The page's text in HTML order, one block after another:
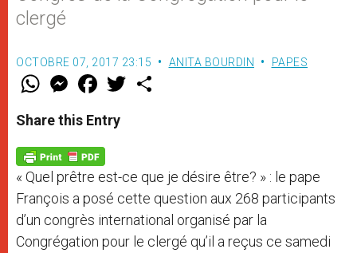
clergé
OCTOBRE 07, 2017 23:15 ANITA BOURDIN PAPES
W
t
s
p
p
M
e
s
e
g
e
r
F
a
e
b
o
k
w
Share this Entry
« Quel prêtre est-ce que je désire être? » : le pape
François a posé cette question aux 268 participants
d’un congrès international organisé par la
Congrégation pour le clergé qu’il a reçus ce samedi